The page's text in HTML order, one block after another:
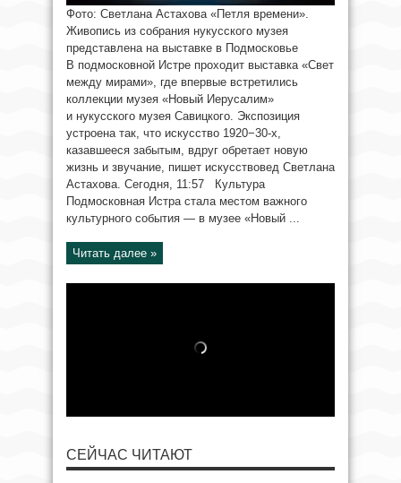
Фото: Светлана Астахова «Петля времени».
Живопись из собрания нукусского музея
представлена на выставке в Подмосковье
В подмосковной Истре проходит выставка «Свет
между мирами», где впервые встретились
коллекции музея «Новый Иерусалим»
и нукусского музея Савицкого. Экспозиция
устроена так, что искусство 1920−30-х,
казавшееся забытым, вдруг обретает новую
жизнь и звучание, пишет искусствовед Светлана
Астахова. Сегодня, 11:57 Культура
Подмосковная Истра стала местом важного
культурного события — в музее «Новый ...
Читать далее »
СЕЙЧАС ЧИТАЮТ